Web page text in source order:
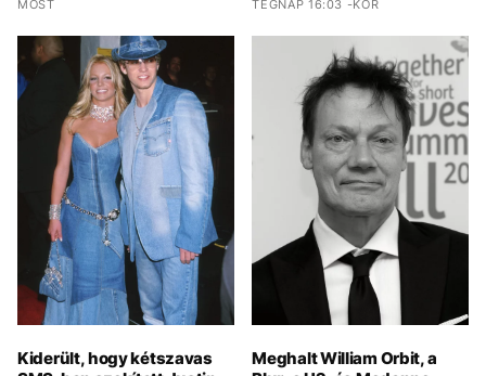
MOST TEGNAP 16:03 -KOR
Kiderült, hogy kétszavas
Meghalt William Orbit, a